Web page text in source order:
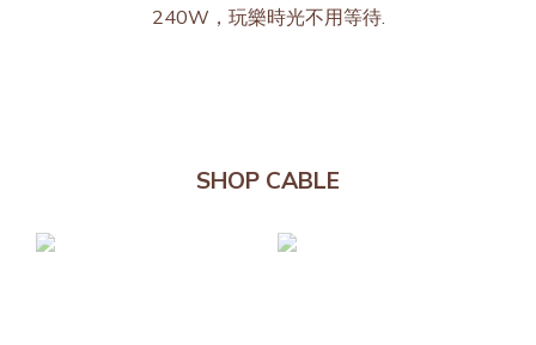
240W，玩樂時光不用等待.
SHOP CABLE